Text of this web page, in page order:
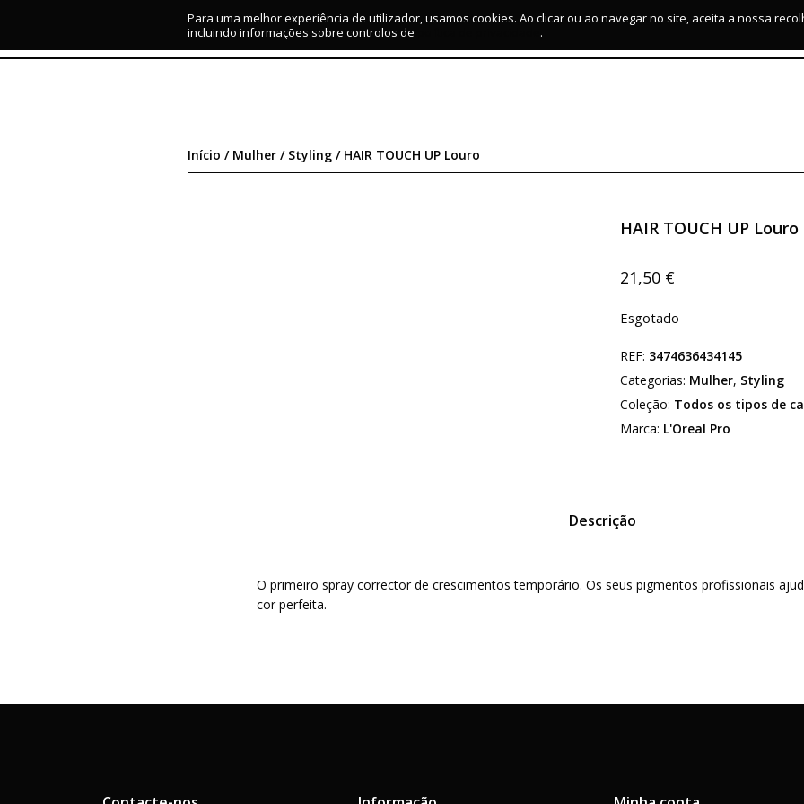
Para uma melhor experiência de utilizador, usamos cookies. Ao clicar ou ao navegar no site, aceita a nossa
incluindo informações sobre controlos de
.
HOMEM IMAGE CONSULTING
Início / Mulher / Styling / HAIR TOUCH UP Louro
HAIR TOUCH UP Louro
21,50 €
Esgotado
REF: 3474636434145
Categorias: Mulher, Styling
Coleção: Todos os tipos de
Marca: L'Oreal Pro
Descrição
O primeiro spray corrector de crescimentos temporário. Os seus pigmentos profissionais
cor perfeita.